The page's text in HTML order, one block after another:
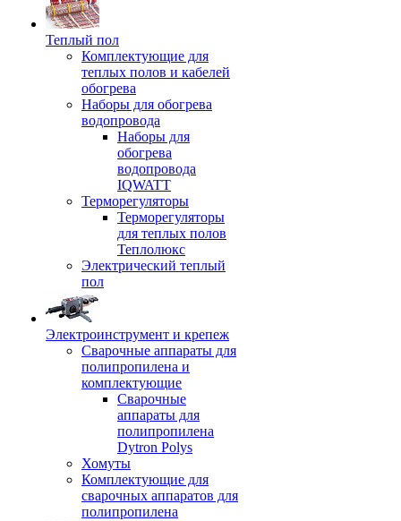
Теплый пол
Комплектующие для
теплых полов и кабелей
обогрева
Наборы для обогрева
водопровода
Наборы для
обогрева
водопровода
IQWATT
Терморегуляторы
Терморегуляторы
для теплых полов
Теплолюкс
Электрический теплый
пол
Электроинструмент и крепеж
Сварочные аппараты для
полипропилена и
комплектующие
Сварочные
аппараты для
полипропилена
Dytron Polys
Хомуты
Комплектующие для
сварочных аппаратов для
полипропилена